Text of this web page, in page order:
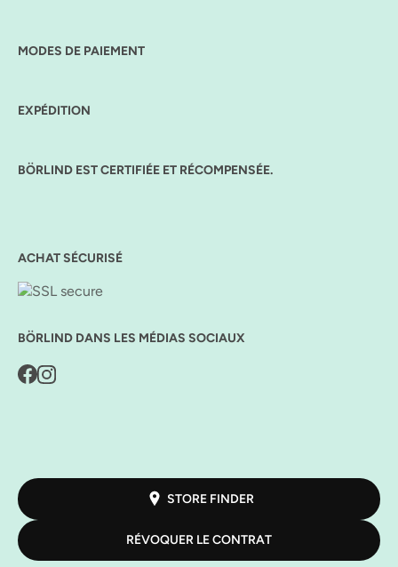
MODES DE PAIEMENT
EXPÉDITION
BÖRLIND EST CERTIFIÉE ET RÉCOMPENSÉE.
ACHAT SÉCURISÉ
BÖRLIND DANS LES MÉDIAS SOCIAUX
STORE FINDER
RÉVOQUER LE CONTRAT